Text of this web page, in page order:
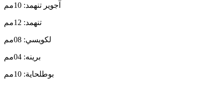
آجوير تنهمد: 10مم
تنهمد: 12مم
لكويسي: 08مم
برينه: 04مم
بوطلحاية: 10مم